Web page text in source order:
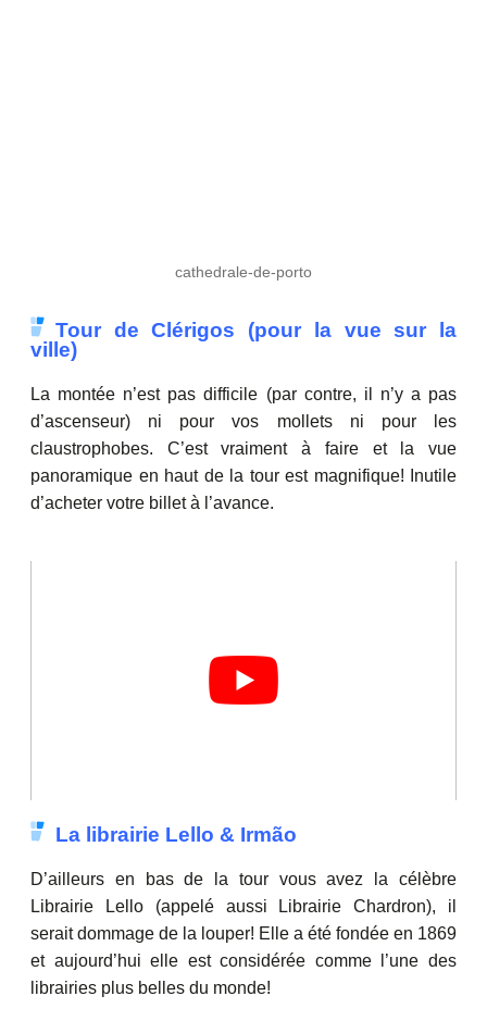
cathedrale-de-porto
Tour de Clérigos (pour la vue sur la
ville)
La montée n’est pas difficile (par contre, il n’y a pas
d’ascenseur) ni pour vos mollets ni pour les
claustrophobes. C’est vraiment à faire et la vue
panoramique en haut de la tour est magnifique! Inutile
d’acheter votre billet à l’avance.
La librairie Lello & Irmão
D’ailleurs en bas de la tour vous avez la célèbre
Librairie Lello (appelé aussi Librairie Chardron), il
serait dommage de la louper! Elle a été fondée en 1869
et aujourd’hui elle est considérée comme l’une des
librairies plus belles du monde!